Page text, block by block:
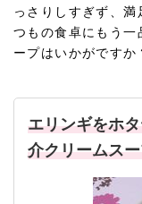
っさりしすぎず、
つもの食卓にもう一
ープはいかがですか
エリンギをホ
介クリームス